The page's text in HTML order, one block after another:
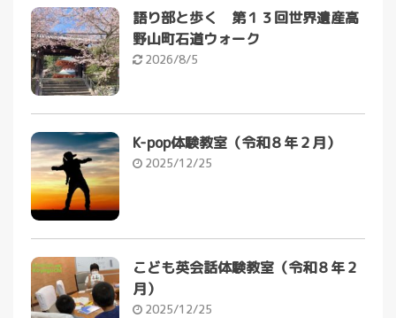
語り部と歩く 第１３回世界遺産高
野山町石道ウォーク
2026/8/5
K-pop体験教室（令和８年２月）
2025/12/25
こども英会話体験教室（令和８年２
月）
2025/12/25